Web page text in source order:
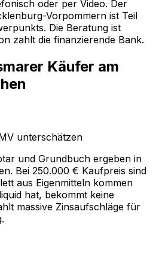
oder per Video. Der
Vorpommern ist Teil
Die Beratung ist
zahlt die finanzierende Bank.
Käufer am
unterschätzen
und Grundbuch ergeben in
Bei 250.000 € Kaufpreis sind
aus Eigenmitteln kommen
hat, bekommt keine
massive Zinsaufschläge für